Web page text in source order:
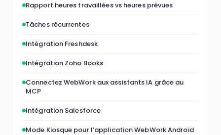
Rapport heures travaillées vs heures prévues
Tâches récurrentes
Intégration Freshdesk
Intégration Zoho Books
Connectez WebWork aux assistants IA grâce au
MCP
Intégration Salesforce
Mode Kiosque pour l’application WebWork Android